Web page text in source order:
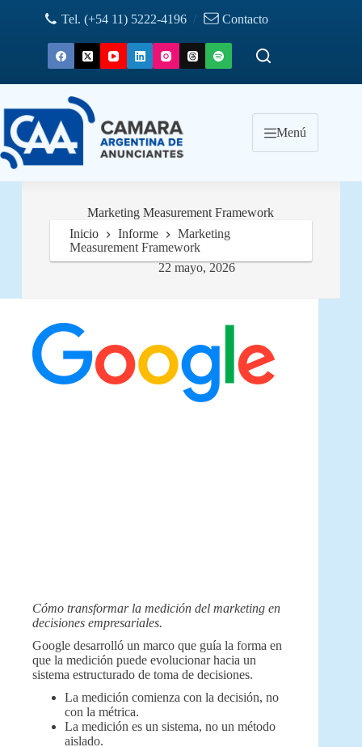
Tel. (+54 11) 5222-4196 / Contacto
Menú
Marketing Measurement Framework
22 mayo, 2026
Inicio Informe
Marketing
Measurement Framework
Cómo transformar la medición del marketing en
decisiones empresariales.
Google desarrolló un marco que guía la forma en
que la medición puede evolucionar hacia un
sistema estructurado de toma de decisiones.
La medición comienza con la decisión, no
con la métrica.
La medición es un sistema, no un método
aislado.